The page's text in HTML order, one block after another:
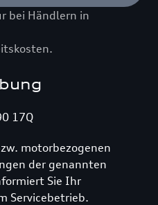
17Q
motorbezogenen
der genannten
Sie Ihr
Servicebetrieb.
bei Händlern in